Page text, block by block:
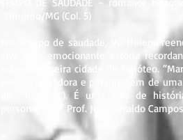
Timóteo/MG (Col. 5)
Em Tempo de saudade, Vó Helena
vive uma emocionante estória
sobre a mineira cidade de Timóteo.
Helena narradora e personagem de
do lugar (...). É uma aula de
personagens.” Prof. José Geraldo